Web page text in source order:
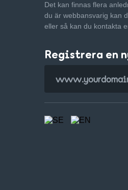
Det kan finnas flera
du är webbansvarig kan
eller så kan du kontakta
Registrera en